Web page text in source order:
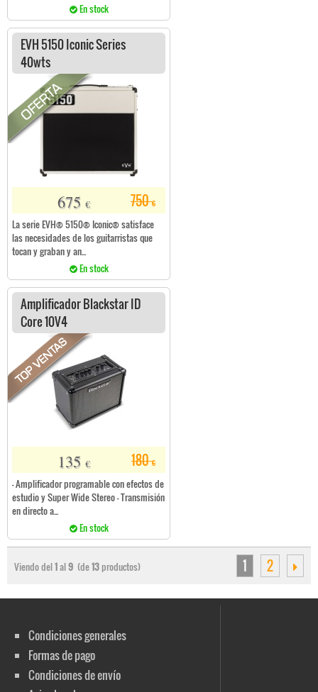
En stock
EVH 5150 Iconic Series
40wts
750€
675 €
La serie EVH® 5150® Iconic® satisface
las necesidades de los guitarristas que
tocan y graban y an...
En stock
Amplificador Blackstar ID
Core 10V4
180€
135 €
- Amplificador programable con efectos de
estudio y Super Wide Stereo - Transmisión
en directo a...
En stock
Viendo del1al9 (de13productos) 1 2
Condiciones generales
Formas de pago
Condiciones de envío